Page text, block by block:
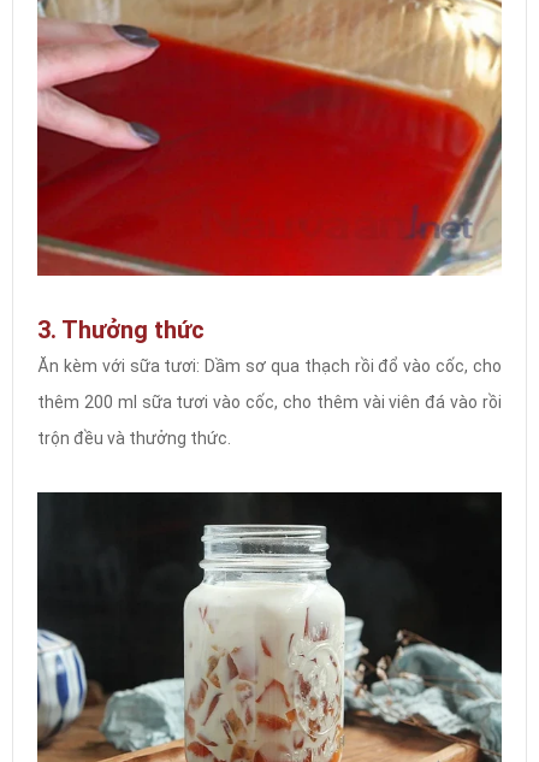
3. Thưởng thức
Ăn kèm với sữa tươi: Dầm sơ qua thạch rồi đổ vào cốc, cho
thêm 200 ml sữa tươi vào cốc, cho thêm vài viên đá vào rồi
trộn đều và thưởng thức.